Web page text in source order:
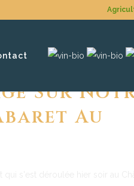
Sur
Au